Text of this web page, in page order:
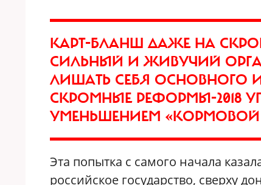
КАРТ-БЛАНШ ДАЖЕ НА
СИЛЬНЫЙ И ЖИВУЧИЙ
ЛИШАТЬ СЕБЯ ОСНОВНОГО
СКРОМНЫЕ РЕФОРМЫ-2018
УМЕНЬШЕНИЕМ «КОРМОВОЙ
Эта попытка с самого начала
российское государство, сверху